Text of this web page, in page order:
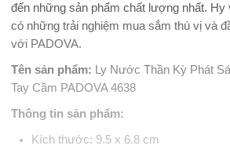
đến những sản phẩm chất lượng nhất. Hy
có những trải nghiệm mua sắm thú vị và
với PADOVA.
Tên sản phẩm: Ly Nước Thần Kỳ Phát
Tay Cầm PADOVA 4638
Thông tin sản phẩm:
Kích thước: 9.5 x 6.8 cm